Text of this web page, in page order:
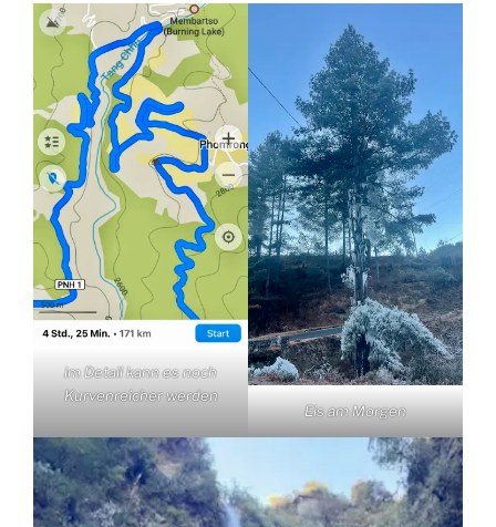
im Detail kann es noch
Kurvenreicher werden
Eis am Morgen